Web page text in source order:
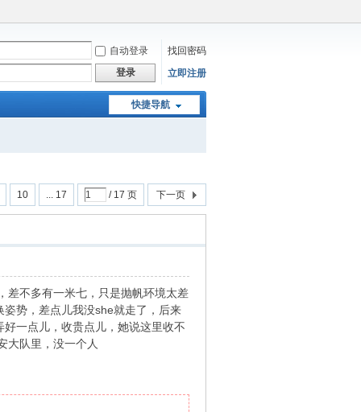
自动登录
找回密码
登录
立即注册
快捷导航
10 ... 17 / 17 页 下一页
差不多有一米七，只是抛帆环境太差
势，差点儿我没she就走了，后来
一点儿，收贵点儿，她说这里收不
大队里，没一个人